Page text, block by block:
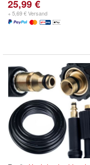
25,99 €
+ 5,69 € Versand